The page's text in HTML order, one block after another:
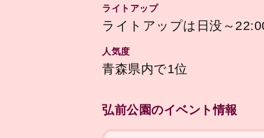
ライトアップ
ライトアップは日没～
人気度
青森県内で1位
弘前公園のイベント情報